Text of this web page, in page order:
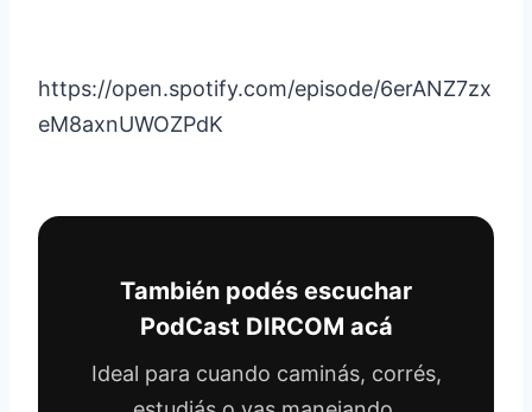
https://open.spotify.com/episode/6erANZ7zx
eM8axnUWOZPdK
También podés escuchar
PodCast DIRCOM acá
Ideal para cuando caminás, corrés,